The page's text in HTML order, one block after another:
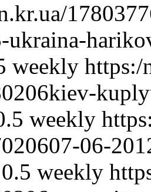
ukraina-
weekly https:/
weekly
06-
0.5 weekly